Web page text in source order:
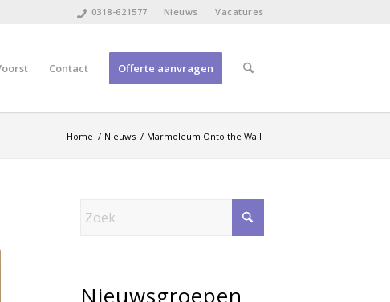
Nieuws Vacatures
0318-621577
Contact Offerte aanvragen
Home / Nieuws / Marmoleum Onto the Wall
Nieuwsgroepen